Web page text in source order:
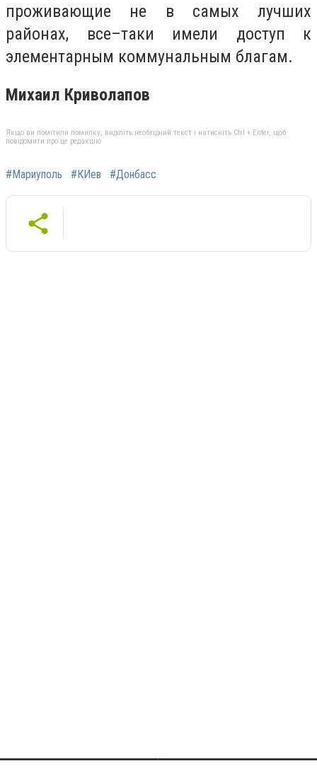
проживающие не в самых лучших
районах, все–таки имели доступ к
элементарным коммунальным благам.
Михаил Криволапов
Якщо ви помітили помилку, виділіть необхідний текст і натисніть Ctrl + Enter, щоб
повідомити про це редакцію
#Мариуполь #КИев #Донбасс